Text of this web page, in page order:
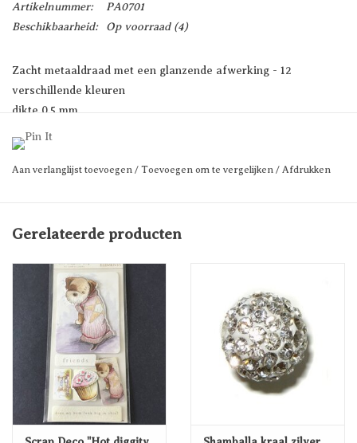
Artikelnummer:
PA0701
Beschikbaarheid:
Op voorraad(4)
Zacht metaaldraad met een glanzende afwerking - 12
verschillende kleuren
dikte 0,5 mm
Kies uw kleur
Prijs per 2 meter
Aan verlanglijst toevoegen / Toevoegen om te vergelijken / Afdrukken
Gerelateerde producten